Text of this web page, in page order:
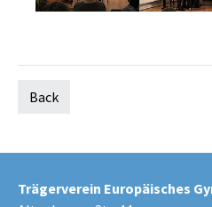
Back
Trägerverein Europäisches